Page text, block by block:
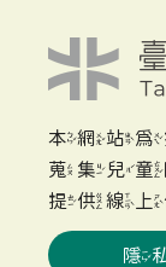
本網站
蒐集兒
提供線
隱